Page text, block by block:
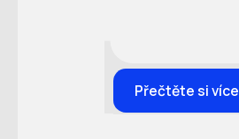
Přečtěte si více